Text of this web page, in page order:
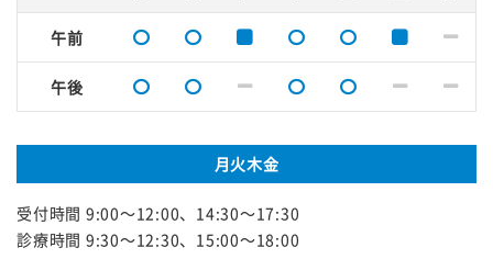
午前
午後
月火木金
受付時間 9:00～12:00、14:30～17:30
診療時間 9:30～12:30、15:00～18:00